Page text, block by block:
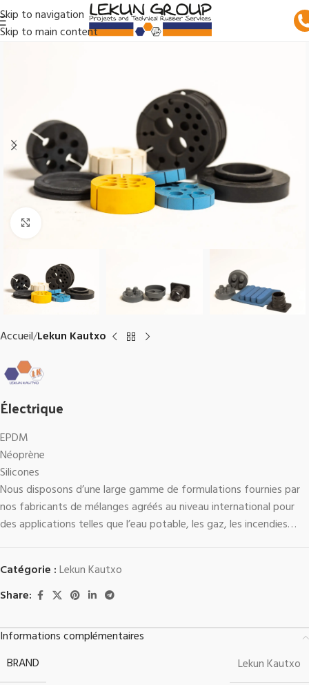
Skip to navigation
Skip to main content
Accueil Lekun Kautxo
Électrique
EPDM
Néoprène
Silicones
Nous disposons d’une large gamme de formulations fournies par
nos fabricants de mélanges agréés au niveau international pour
des applications telles que l’eau potable, les gaz, les incendies…
Catégorie :Lekun Kautxo
Share:
Informations complémentaires
BRAND
Lekun Kautxo